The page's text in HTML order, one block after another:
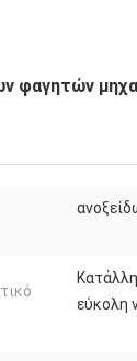
φαγητών
εύκολη